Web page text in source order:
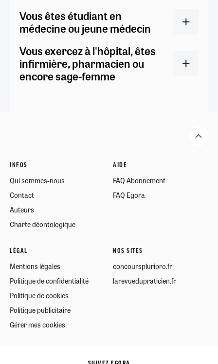
Vous êtes étudiant en
médecine ou jeune médecin
Vous exercez à l'hôpital, êtes
infirmière, pharmacien ou
encore sage-femme
INFOS
Qui sommes-nous
Contact
Auteurs
Charte déontologique
AIDE
FAQ Abonnement
FAQ Egora
LÉGAL
Mentions légales
Politique de confidentialité
Politique de cookies
Politique publicitaire
Gérer mes cookies
NOS SITES
concourspluripro.fr
larevuedupraticien.fr